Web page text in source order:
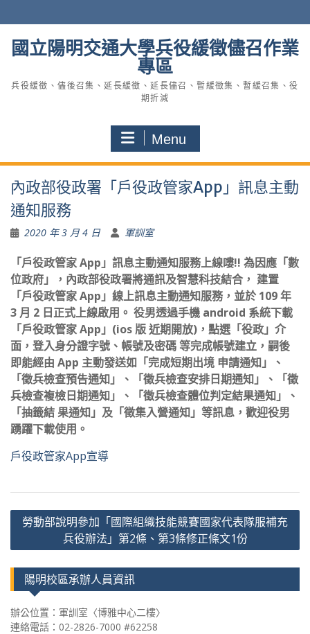
to
國立陽明交通大學兵役緩徵儘召作業
專區
兵役緩徵、儘後召集、延長緩徵、延長儘召、暫緩徵集、暫緩召集、役
期折減
Menu
內政部役政署「戶役政管家App」訊息主動
通知服務
2020 年 3 月 4 日 軍訓室
「戶役政管家 App」訊息主動通知服務上線嘍!! 為因應「數
位政府」，內政部役政署將通訊及智慧科技結合， 建置
「戶役政管家 App」線上訊息主動通知服務，並於 109 年
3 月 2 日正式上線啟用。 役男透過手機 android 系統下載
「戶役政管家 App」(ios 版 近期開放)，點選「役政」介
面，登入身分證字號、帳號及密碼 等完成帳號建立，嗣後
即能經由 App 主動發送如「完成短期出境 申請通知」、
「徵兵檢查預告通知」、「徵兵檢查安排日期通知」、「徵
兵檢查複檢日期通知」、「徵兵檢查體位判定結果通知」、
「抽籤結 果通知」及「徵集入營通知」等訊息，歡迎役男
踴躍下載使用。
戶役政管家App宣導
文
章
導
勞動部說明參加「國際組織技能競賽國家代表隊服補充
兵役辦法」第2條、第3條修正條文1份
陽明校區承辦人員資訊
辦公位置：軍訓室〈博雅中心二樓〉
連絡電話：02-2826-7000 #62258